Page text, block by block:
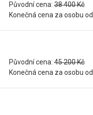
Původní cena:38 400 Kč
Konečná cena za osobu
Původní cena:45 200 Kč
Konečná cena za osobu